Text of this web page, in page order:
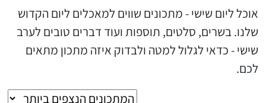
אוכל ליום שישי - מתכונים שווים למאכלים ליום הקדוש
שלנו. בשרים, סלטים, תוספות ועוד דברים טובים לערב
שישי - כדאי לגלול למטה ולבדוק איזה מתכון מתאים
לכם.